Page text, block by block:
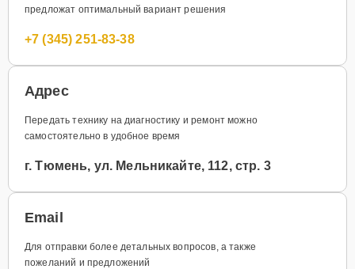
предложат оптимальный вариант решения
+7 (345) 251-83-38
Адрес
Передать технику на диагностику и ремонт можно
самостоятельно в удобное время
г. Тюмень, ул. Мельникайте, 112, стр. 3
Email
Для отправки более детальных вопросов, а также
пожеланий и предложений